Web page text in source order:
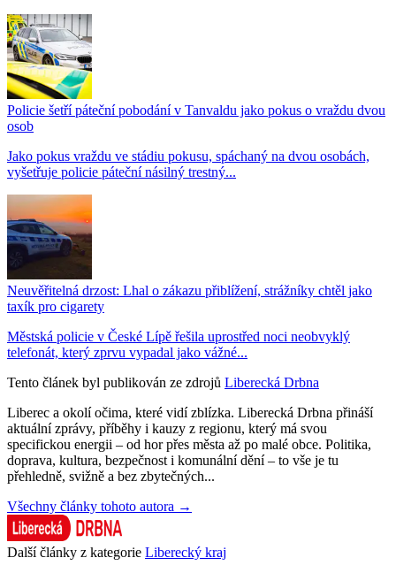
Policie šetří páteční pobodání v Tanvaldu jako pokus o vraždu dvou
osob
Jako pokus vraždu ve stádiu pokusu, spáchaný na dvou osobách,
vyšetřuje policie páteční násilný trestný...
Neuvěřitelná drzost: Lhal o zákazu přiblížení, strážníky chtěl jako
taxík pro cigarety
Městská policie v České Lípě řešila uprostřed noci neobvyklý
telefonát, který zprvu vypadal jako vážné...
Tento článek byl publikován ze zdrojů Liberecká Drbna
Liberec a okolí očima, které vidí zblízka. Liberecká Drbna přináší
aktuální zprávy, příběhy i kauzy z regionu, který má svou
specifickou energii – od hor přes města až po malé obce. Politika,
doprava, kultura, bezpečnost i komunální dění – to vše je tu
přehledně, svižně a bez zbytečných...
Všechny články tohoto autora →
Další články z kategorie Liberecký kraj